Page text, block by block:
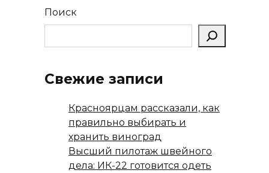
Поиск
Свежие записи
Красноярцам рассказали, как
правильно выбирать и
хранить виноград
Высший пилотаж швейного
дела: ИК-22 готовится одеть